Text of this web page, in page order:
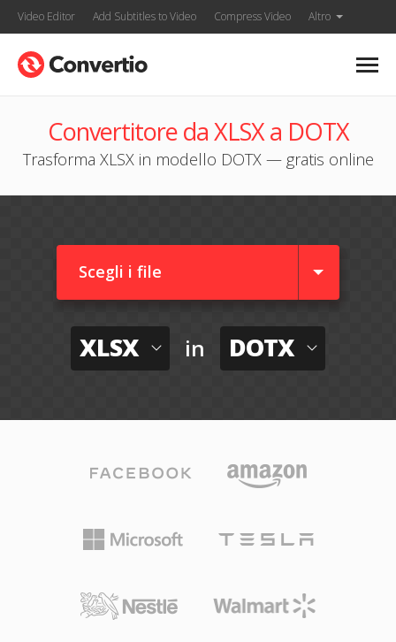
Video Editor Add Subtitles to Video Compress Video Altro
Convertitore da XLSX a DOTX
Trasforma XLSX in modello DOTX — gratis online
Scegli i file
XLSX in DOTX